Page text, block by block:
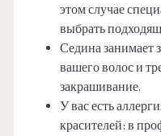
этом случае
выбрать
Седина занимает
вашего волос и
закрашивание.
У вас есть
красителей: в